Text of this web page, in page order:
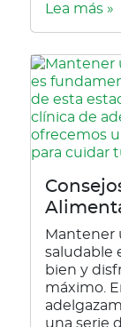
Lea más »
Mantener
saludable
bien y
máximo.
una serie